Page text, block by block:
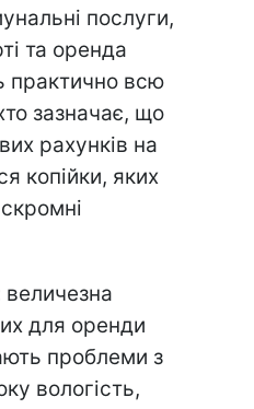
послуги,
та оренда
практично всю
зазначає, що
рахунків на
копійки, яких
величезна
для оренди
проблеми з
вологість,